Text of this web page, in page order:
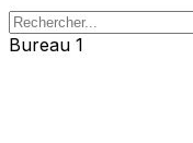
Bureau 1